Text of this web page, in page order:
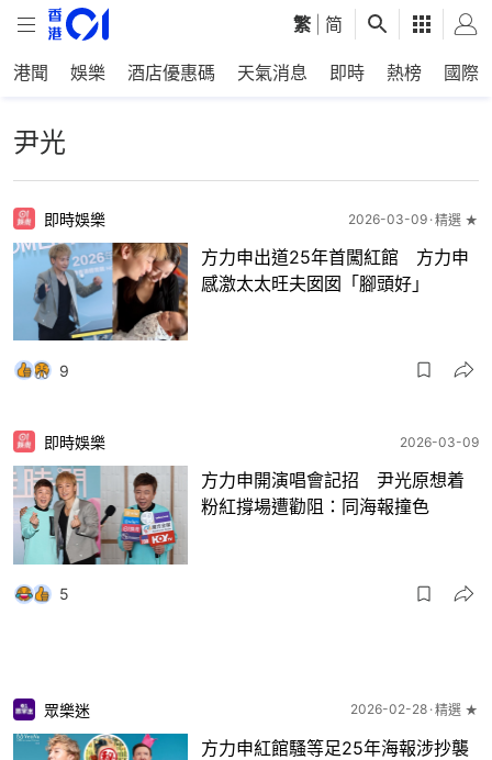
繁 简
港聞 娛樂 酒店優惠碼 天氣消息 即時 熱榜 國際
尹光
即時娛樂 2026-03-09 精選 ★
方力申出道25年首闖紅館 方力申
感激太太旺夫囡囡「腳頭好」
9
即時娛樂 2026-03-09
方力申開演唱會記招 尹光原想着
粉紅撐場遭勸阻：同海報撞色
5
眾樂迷 2026-02-28 精選 ★
方力申紅館騷等足25年海報涉抄襲